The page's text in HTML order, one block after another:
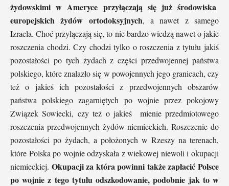
żydowskimi w Ameryce przyłączają się już środowiska
europejskich żydów ortodoksyjnych, a nawet z samego
Izraela. Choć przyłączają się, to nie bardzo wiedzą nawet o jakie
roszczenia chodzi. Czy chodzi tylko o roszczenia z tytułu jakiś
pozostałości po tych żydach z części przedwojennej państwa
polskiego, które znalazło się w powojennych jego granicach, czy
też o jakieś ich pozostałości z przedwojennych obszarów
państwa polskiego zagarniętych po wojnie przez pokojowy
Związek Sowiecki, czy też o jakieś mienie przedmiotowego
roszczenia przedwojennych żydów niemieckich. Roszczenie do
pozostałości po żydach, a położonych w Rzeszy na terenach,
które Polska po wojnie odzyskała z wiekowej niewoli i okupacji
niemieckiej. Okupacji za która powinni także zapłacić Polsce
po wojnie z tego tytułu odszkodowanie, podobnie jak to w